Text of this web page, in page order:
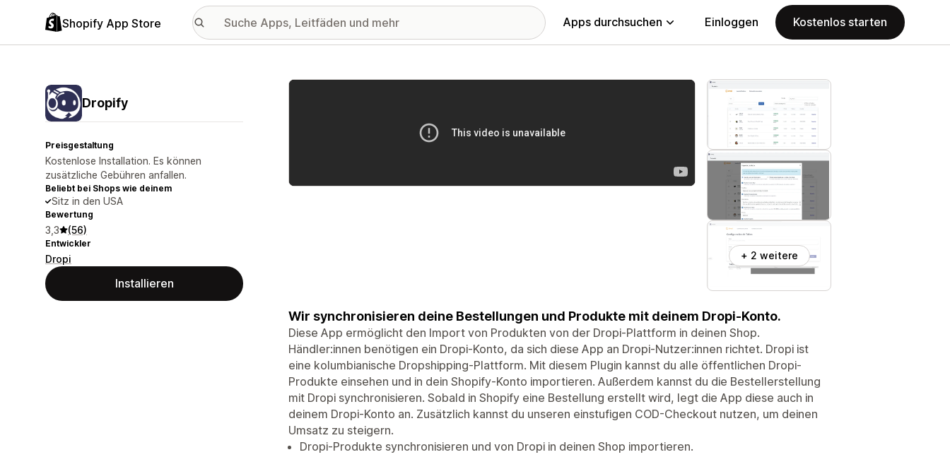
Shopify App Store Apps durchsuchen Einloggen Kostenlos starten
Dropify
Preisgestaltung
Kostenlose Installation. Es können
zusätzliche Gebühren anfallen.
Beliebt bei Shops wie deinem
Sitz in den USA
Bewertung
3,3 (56)
Entwickler
Dropi
Installieren
Vorgestellte Bildergalerie
+ 2 weitere
Wir synchronisieren deine Bestellungen und Produkte mit deinem Dropi-Konto.
Diese App ermöglicht den Import von Produkten von der Dropi-Plattform in deinen Shop.
Händler:innen benötigen ein Dropi-Konto, da sich diese App an Dropi-Nutzer:innen richtet. Dropi ist
eine kolumbianische Dropshipping-Plattform. Mit diesem Plugin kannst du alle öffentlichen Dropi-
Produkte einsehen und in dein Shopify-Konto importieren. Außerdem kannst du die Bestellerstellung
mit Dropi synchronisieren. Sobald in Shopify eine Bestellung erstellt wird, legt die App diese auch in
deinem Dropi-Konto an. Zusätzlich kannst du unseren einstufigen COD-Checkout nutzen, um deinen
Umsatz zu steigern.
Dropi-Produkte synchronisieren und von Dropi in deinen Shop importieren.